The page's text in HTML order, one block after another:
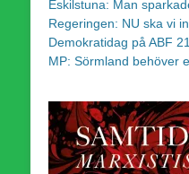
Eskilstuna: Man
Regeringen: NU ska vi
Demokratidag på ABF
MP: Sörmland behöver